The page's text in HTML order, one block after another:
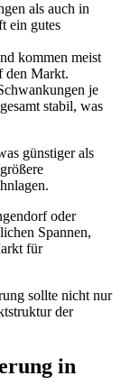
als auch in
ein gutes
kommen meist
den Markt.
je
stabil, was
günstiger als
oder
Spannen,
für
sollte nicht nur
der
in